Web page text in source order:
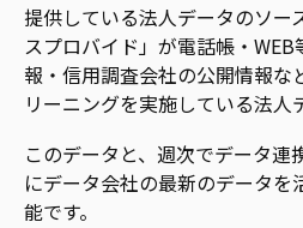
提供している法人データのソー
スプロバイド」が電話帳・
報・信用調査会社の公開情報な
リーニングを実施している法人
このデータと、週次でデータ連
にデータ会社の最新のデータを
能です。